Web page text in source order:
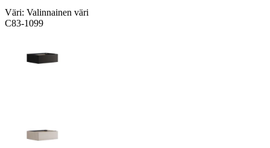
Väri: Valinnainen väri
C83-1099